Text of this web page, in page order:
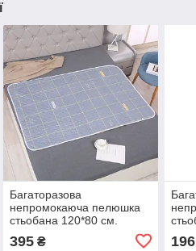
Багаторазова
непромокаюча пелюшка
стьобана 120*80 см.
395₴ 196